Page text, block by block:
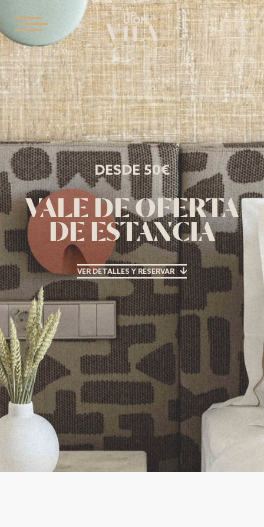
ES
DESDE 50€
VALE DE OFERTA
DE ESTANCIA
VER DETALLES Y RESERVAR